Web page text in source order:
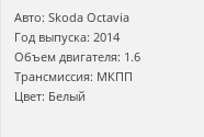
Авто: Skoda Octavia
Год выпуска: 2014
Объем двигателя: 1.6
Трансмиссия: МКПП
Цвет: Белый